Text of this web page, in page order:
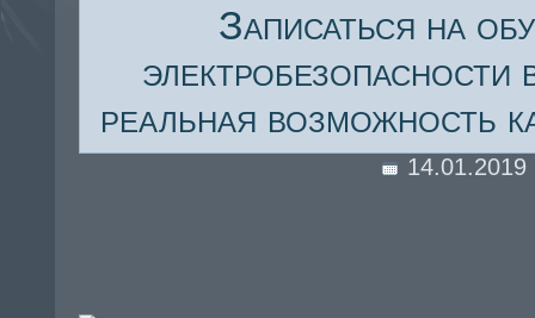
Записаться на
реальная возможность
14.01.2019